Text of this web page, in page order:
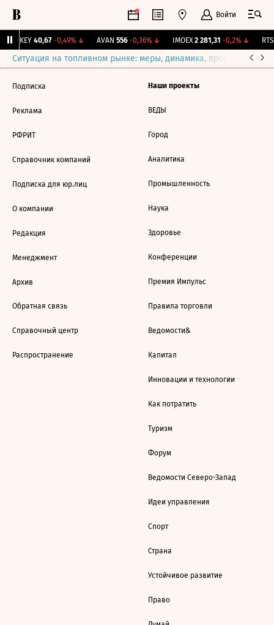
Войти
OKEY 40,67 -0,49%↓ AVAN 556 -0,36%↓ IMOEX 2 281,31 -0,2%↓ RTSI
Ситуация на топливном рынке: меры, динамика, прогнозы
Подписка
Реклама
РФРИТ
Справочник компаний
Подписка для юр.лиц
О компании
Редакция
Менеджмент
Архив
Обратная связь
Справочный центр
Распространение
Наши проекты
ВЕДЫ
Город
Аналитика
Промышленность
Наука
Здоровье
Конференции
Премия Импульс
Правила торговли
Ведомости&
Капитал
Инновации и технологии
Как потратить
Туризм
Форум
Ведомости Северо-Запад
Идеи управления
Спорт
Страна
Устойчивое развитие
Право